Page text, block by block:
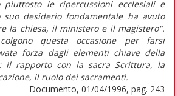
piuttosto le ripercussioni ecclesiali e
desiderio fondamentale ha avuto
la chiesa, il ministero e il magistero".
questa occasione per farsi
forza dagli elementi chiave della
il rapporto con la sacra Scrittura, la
il ruolo dei sacramenti.
Documento, 01/04/1996, pag. 243